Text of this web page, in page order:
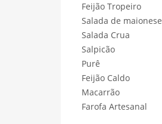
Feijão Tropeiro
Salada de maionese
Salada Crua
Salpicão
Purê
Feijão Caldo
Macarrão
Farofa Artesanal